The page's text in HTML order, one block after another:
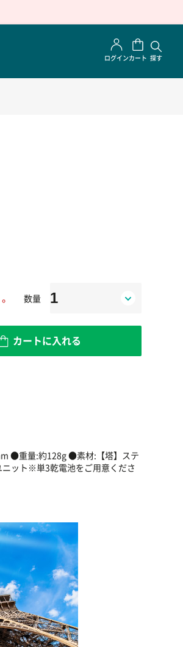
ログインカート 探す
数量
カートに入れる
●重量:約128g ●素材:【塔】ステ
ット※単3乾電池をご用意くださ